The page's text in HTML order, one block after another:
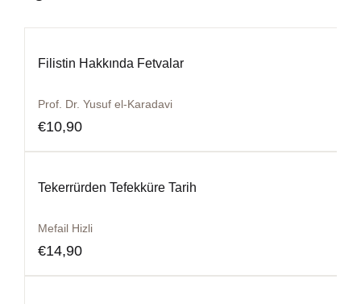
Filistin Hakkında Fetvalar
Prof. Dr. Yusuf el-Karadavi
€10,90
Tekerrürden Tefekküre Tarih
Mefail Hizli
€14,90